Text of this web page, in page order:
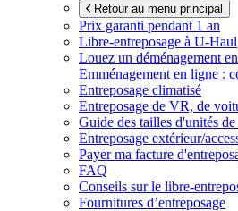
Retour au menu principal
Prix garanti pendant 1 an
Libre-entreposage à U-Haul
Louez un déménagement
Emménagement en ligne :
Entreposage climatisé
Entreposage de VR, de
Guide des tailles d'unités
Entreposage extérieur/
Payer ma facture
FAQ
Conseils sur le libre-
Fournitures d’entreposage